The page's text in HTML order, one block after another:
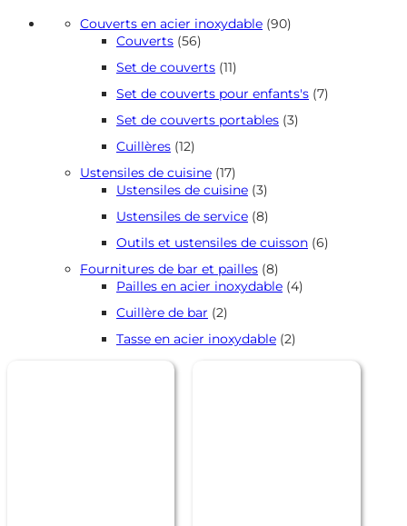
Couverts en acier inoxydable 9090
Couverts 5656
Set de couverts 1111
Set de couverts pour enfants's 77
Set de couverts portables 33
Cuillères 1212
Ustensiles de cuisine 1717
produits
Ustensiles de cuisine 33
Ustensiles de service 88
Outils et ustensiles de cuisson 66
Fournitures de bar et pailles 88
produits
Pailles en acier inoxydable 44
Cuillère de bar 22
Tasse en acier inoxydable 22